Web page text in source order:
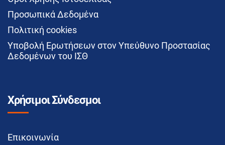
Προσωπικά Δεδομένα
Πολιτική cookies
Υποβολή Ερωτήσεων στον Υπεύθυνο Προστασίας
Δεδομένων του ΙΣΘ
Χρήσιμοι Σύνδεσμοι
Επικοινωνία